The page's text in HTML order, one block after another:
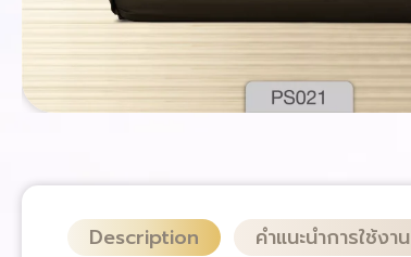
Description คำแนะนำการใช้งาน